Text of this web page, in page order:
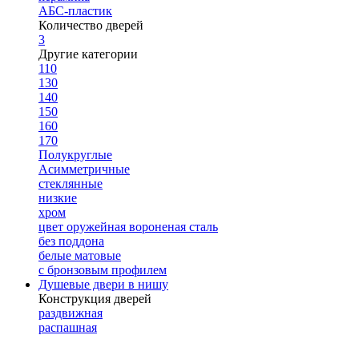
АБС-пластик
Количество дверей
3
Другие категории
110
130
140
150
160
170
Полукруглые
Асимметричные
стеклянные
низкие
хром
цвет оружейная вороненая сталь
без поддона
белые матовые
с бронзовым профилем
Душевые двери в нишу
Конструкция дверей
раздвижная
распашная